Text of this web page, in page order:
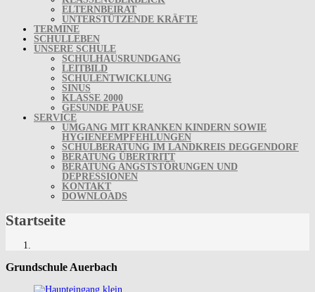
ELTERNBEIRAT
UNTERSTÜTZENDE KRÄFTE
TERMINE
SCHULLEBEN
UNSERE SCHULE
SCHULHAUSRUNDGANG
LEITBILD
SCHULENTWICKLUNG
SINUS
KLASSE 2000
GESUNDE PAUSE
SERVICE
UMGANG MIT KRANKEN KINDERN SOWIE
HYGIENEEMPFEHLUNGEN
SCHULBERATUNG IM LANDKREIS DEGGENDORF
BERATUNG ÜBERTRITT
BERATUNG ANGSTSTÖRUNGEN UND
DEPRESSIONEN
KONTAKT
DOWNLOADS
Startseite
Grundschule Auerbach